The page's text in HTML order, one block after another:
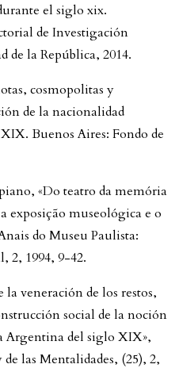
el siglo xix.
de Investigación
de la República, 2014.
cosmopolitas y
de la nacionalidad
Buenos Aires: Fondo de
«Do teatro da memória
exposição museológica e o
do Museu Paulista:
2, 1994, 9-42.
veneración de los restos,
social de la noción
Argentina del siglo XIX»,
las Mentalidades, (25), 2,